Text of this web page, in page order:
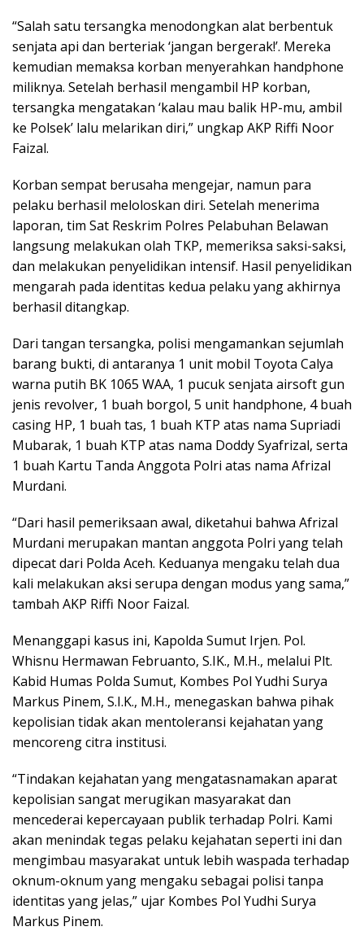
“Salah satu tersangka menodongkan alat berbentuk
senjata api dan berteriak ‘jangan bergerak!’. Mereka
kemudian memaksa korban menyerahkan handphone
miliknya. Setelah berhasil mengambil HP korban,
tersangka mengatakan ‘kalau mau balik HP-mu, ambil
ke Polsek’ lalu melarikan diri,” ungkap AKP Riffi Noor
Faizal.
Korban sempat berusaha mengejar, namun para
pelaku berhasil meloloskan diri. Setelah menerima
laporan, tim Sat Reskrim Polres Pelabuhan Belawan
langsung melakukan olah TKP, memeriksa saksi-saksi,
dan melakukan penyelidikan intensif. Hasil penyelidikan
mengarah pada identitas kedua pelaku yang akhirnya
berhasil ditangkap.
Dari tangan tersangka, polisi mengamankan sejumlah
barang bukti, di antaranya 1 unit mobil Toyota Calya
warna putih BK 1065 WAA, 1 pucuk senjata airsoft gun
jenis revolver, 1 buah borgol, 5 unit handphone, 4 buah
casing HP, 1 buah tas, 1 buah KTP atas nama Supriadi
Mubarak, 1 buah KTP atas nama Doddy Syafrizal, serta
1 buah Kartu Tanda Anggota Polri atas nama Afrizal
Murdani.
“Dari hasil pemeriksaan awal, diketahui bahwa Afrizal
Murdani merupakan mantan anggota Polri yang telah
dipecat dari Polda Aceh. Keduanya mengaku telah dua
kali melakukan aksi serupa dengan modus yang sama,”
tambah AKP Riffi Noor Faizal.
Menanggapi kasus ini, Kapolda Sumut Irjen. Pol.
Whisnu Hermawan Februanto, S.IK., M.H., melalui Plt.
Kabid Humas Polda Sumut, Kombes Pol Yudhi Surya
Markus Pinem, S.I.K., M.H., menegaskan bahwa pihak
kepolisian tidak akan mentoleransi kejahatan yang
mencoreng citra institusi.
“Tindakan kejahatan yang mengatasnamakan aparat
kepolisian sangat merugikan masyarakat dan
mencederai kepercayaan publik terhadap Polri. Kami
akan menindak tegas pelaku kejahatan seperti ini dan
mengimbau masyarakat untuk lebih waspada terhadap
oknum-oknum yang mengaku sebagai polisi tanpa
identitas yang jelas,” ujar Kombes Pol Yudhi Surya
Markus Pinem.